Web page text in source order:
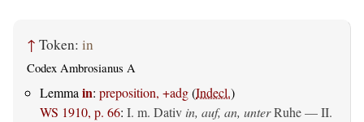
↑ Token: in
Codex Ambrosianus A
Lemmain: preposition, +adg(Indecl.)
WS 1910, p. 66: I. m. Dativ in, auf, an, unterRuhe — II.